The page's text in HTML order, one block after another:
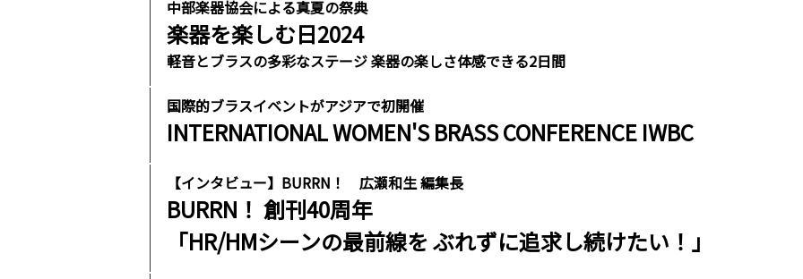
中部楽器協会による真夏の祭典
楽器を楽しむ日2024
軽音とブラスの多彩なステージ 楽器の楽しさ体感できる2日間
国際的ブラスイベントがアジアで初開催
INTERNATIONAL WOMEN'S BRASS CONFERENCE IWBC
【インタビュー】BURRN！ 広瀬和生 編集長
BURRN！ 創刊40周年
「HR/HMシーンの最前線を ぶれずに追求し続けたい！」